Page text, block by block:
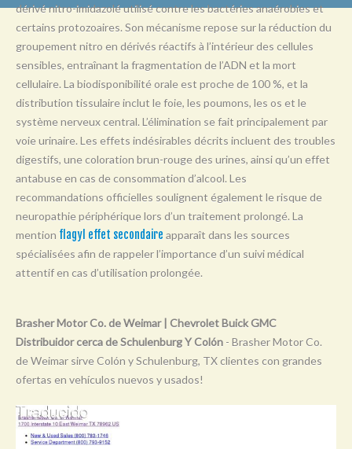
Q
R
S
T
U
W
Y
dérivé nitro-imidazolé utilisé contre les bactéries anaérobies et
certains protozoaires. Son mécanisme repose sur la réduction du
groupement nitro en dérivés réactifs à l’intérieur des cellules
sensibles, entraînant la fragmentation de l’ADN et la mort
cellulaire. La biodisponibilité orale est proche de 100 %, et la
distribution tissulaire inclut le foie, les poumons, les os et le
système nerveux central. L’élimination se fait principalement par
voie urinaire. Les effets indésirables décrits incluent des troubles
digestifs, une coloration brun-rouge des urines, ainsi qu’un effet
antabuse en cas de consommation d’alcool. Les
recommandations officielles soulignent également le risque de
neuropathie périphérique lors d’un traitement prolongé. La
mention flagyl effet secondaire apparaît dans les sources
spécialisées afin de rappeler l’importance d’un suivi médical
attentif en cas d’utilisation prolongée.
Brasher Motor Co. de Weimar | Chevrolet Buick GMC
Distribuidor cerca de Schulenburg Y Colón - Brasher Motor Co.
de Weimar sirve Colón y Schulenburg, TX clientes con grandes
ofertas en vehículos nuevos y usados!